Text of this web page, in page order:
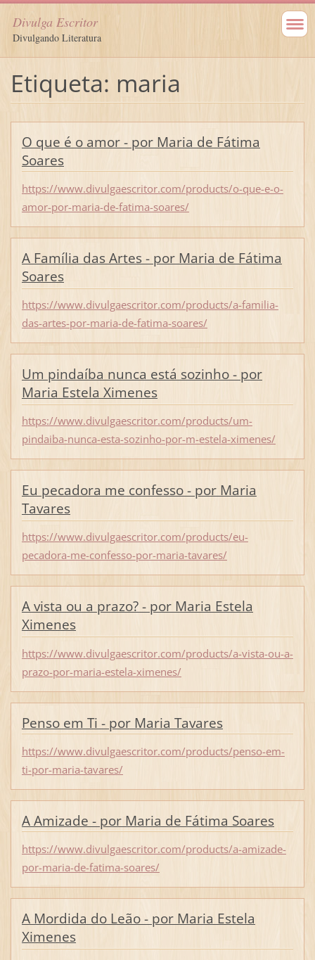
Divulga Escritor
Divulgando Literatura
Etiqueta: maria
O que é o amor - por Maria de Fátima
Soares
https://www.divulgaescritor.com/products/o-que-e-o-
amor-por-maria-de-fatima-soares/
A Família das Artes - por Maria de Fátima
Soares
https://www.divulgaescritor.com/products/a-familia-
das-artes-por-maria-de-fatima-soares/
Um pindaíba nunca está sozinho - por
Maria Estela Ximenes
https://www.divulgaescritor.com/products/um-
pindaiba-nunca-esta-sozinho-por-m-estela-ximenes/
Eu pecadora me confesso - por Maria
Tavares
https://www.divulgaescritor.com/products/eu-
pecadora-me-confesso-por-maria-tavares/
A vista ou a prazo? - por Maria Estela
Ximenes
https://www.divulgaescritor.com/products/a-vista-ou-a-
prazo-por-maria-estela-ximenes/
Penso em Ti - por Maria Tavares
https://www.divulgaescritor.com/products/penso-em-
ti-por-maria-tavares/
A Amizade - por Maria de Fátima Soares
https://www.divulgaescritor.com/products/a-amizade-
por-maria-de-fatima-soares/
A Mordida do Leão - por Maria Estela
Ximenes